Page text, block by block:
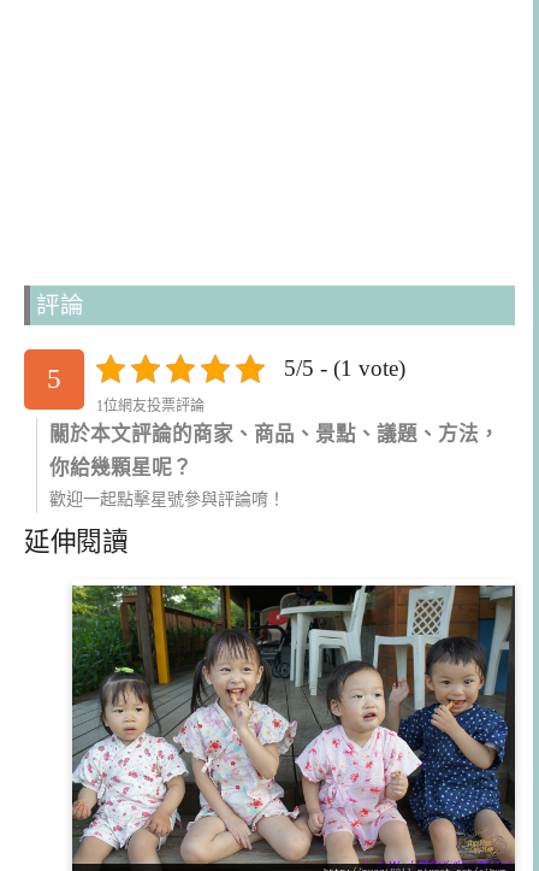
評論
5 5/5 - (1 vote)
1位網友投票評論
關於本文評論的商家、商品、景點、議題、方法，
你給幾顆星呢？
歡迎一起點擊星號參與評論唷！
延伸閱讀